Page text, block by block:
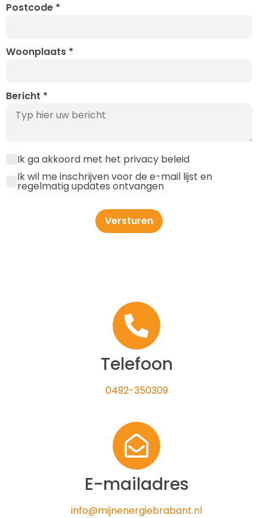
Postcode *
Woonplaats *
Bericht *
Ik ga akkoord met het privacy beleid
Ik wil me inschrijven voor de e-mail lijst en
regelmatig updates ontvangen
Versturen
Telefoon
0492-350309
E-mailadres
info@mijnenergiebrabant.nl